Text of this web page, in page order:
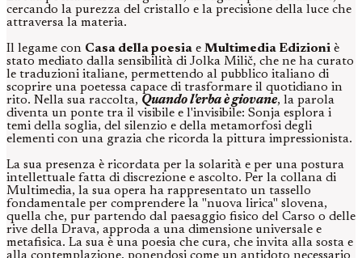
cercando la purezza del cristallo e la precisione della luce che
attraversa la materia.
Il legame con Casa della poesia e Multimedia Edizioni è
stato mediato dalla sensibilità di Jolka Milič, che ne ha curato
le traduzioni italiane, permettendo al pubblico italiano di
scoprire una poetessa capace di trasformare il quotidiano in
rito. Nella sua raccolta, Quando l'erba è giovane, la parola
diventa un ponte tra il visibile e l'invisibile: Sonja esplora i
temi della soglia, del silenzio e della metamorfosi degli
elementi con una grazia che ricorda la pittura impressionista.
La sua presenza è ricordata per la solarità e per una postura
intellettuale fatta di discrezione e ascolto. Per la collana di
Multimedia, la sua opera ha rappresentato un tassello
fondamentale per comprendere la "nuova lirica" slovena,
quella che, pur partendo dal paesaggio fisico del Carso o delle
rive della Drava, approda a una dimensione universale e
metafisica. La sua è una poesia che cura, che invita alla sosta e